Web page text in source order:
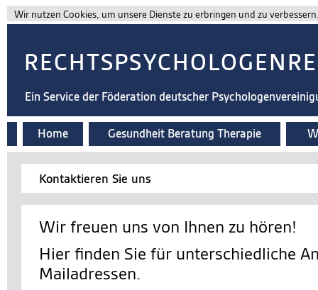
Wir nutzen Cookies, um unsere Dienste zu erbringen und zu
Ein Service der Föderation deutscher
Home Gesundheit Beratung Therapie
Kontaktieren Sie uns
Wir freuen uns von Ihnen zu hören!
Hier finden Sie für unterschiedliche
Mailadressen.